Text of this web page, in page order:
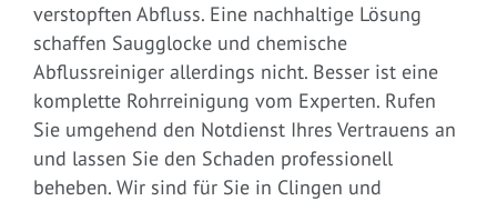
verstopften Abfluss. Eine nachhaltige Lösung
schaffen Saugglocke und chemische
Abflussreiniger allerdings nicht. Besser ist eine
komplette Rohrreinigung vom Experten. Rufen
Sie umgehend den Notdienst Ihres Vertrauens an
und lassen Sie den Schaden professionell
beheben. Wir sind für Sie in Clingen und